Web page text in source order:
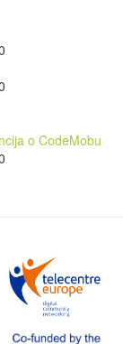
o CodeMobu